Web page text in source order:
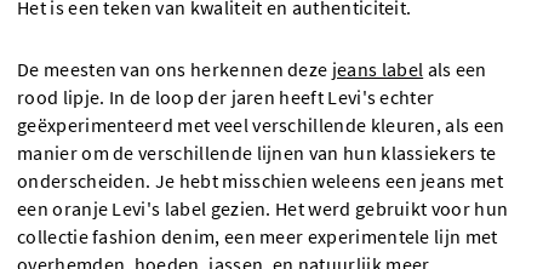
Het is een teken van kwaliteit en authenticiteit.
De meesten van ons herkennen deze jeans label als een
rood lipje. In de loop der jaren heeft Levi's echter
geëxperimenteerd met veel verschillende kleuren, als een
manier om de verschillende lijnen van hun klassiekers te
onderscheiden. Je hebt misschien weleens een jeans met
een oranje Levi's label gezien. Het werd gebruikt voor hun
collectie fashion denim, een meer experimentele lijn met
overhemden, hoeden, jassen, en natuurlijk meer